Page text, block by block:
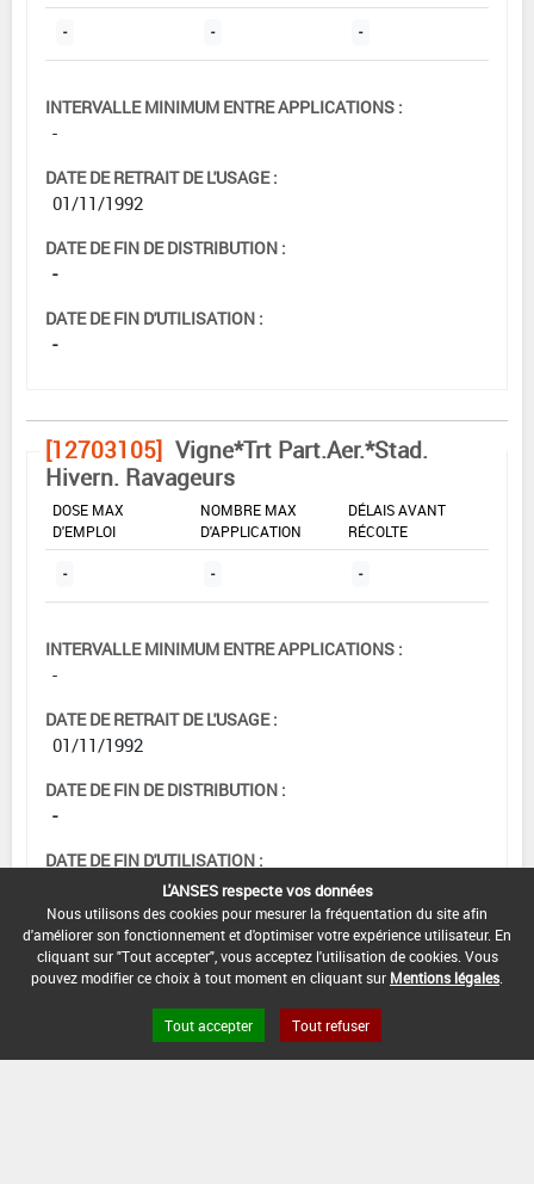
- - -
INTERVALLE MINIMUM ENTRE APPLICATIONS :
-
DATE DE RETRAIT DE L'USAGE :
01/11/1992
DATE DE FIN DE DISTRIBUTION :
-
DATE DE FIN D'UTILISATION :
-
[12703105] Vigne*Trt Part.Aer.*Stad.
Hivern. Ravageurs
DOSE MAX
D'EMPLOI
NOMBRE MAX
D'APPLICATION
DÉLAIS AVANT
RÉCOLTE
- - -
INTERVALLE MINIMUM ENTRE APPLICATIONS :
-
DATE DE RETRAIT DE L'USAGE :
01/11/1992
DATE DE FIN DE DISTRIBUTION :
-
DATE DE FIN D'UTILISATION :
L'ANSES respecte vos données
Nous utilisons des cookies pour mesurer la fréquentation du site afin
d'améliorer son fonctionnement et d'optimiser votre expérience utilisateur. En
cliquant sur "Tout accepter", vous acceptez l'utilisation de cookies. Vous
pouvez modifier ce choix à tout moment en cliquant sur Mentions légales
Tout accepter Tout refuser